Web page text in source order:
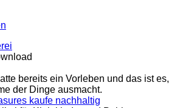
bereits ein Vorleben und das ist es,
der Dinge ausmacht.
kaufe nachhaltig